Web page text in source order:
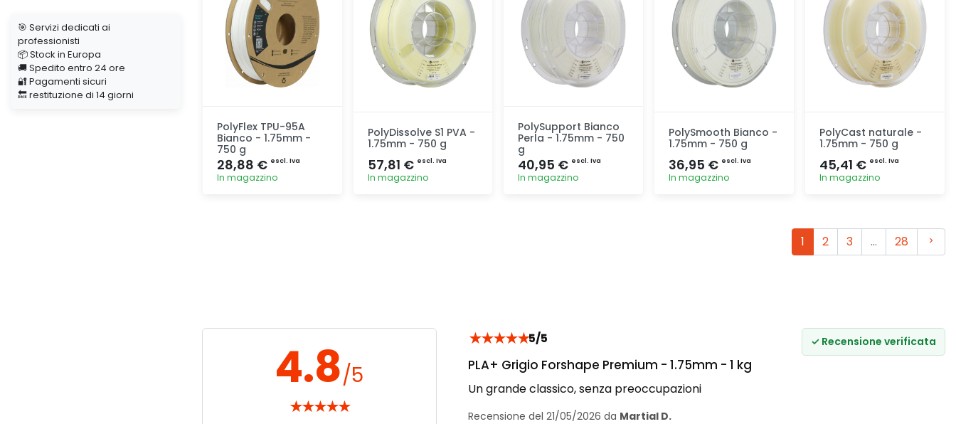
🎯 Servizi dedicati ai
professionisti
📦 Stock in Europa
🚚 Spedito entro 24 ore
🔐 Pagamenti sicuri
🔙 restituzione di 14 giorni
PolyFlex TPU-95A
Bianco - 1.75mm -
750 g
28,88 € escl. Iva
In magazzino
PolyDissolve S1 PVA -
1.75mm - 750 g
57,81 € escl. Iva
In magazzino
PolySupport Bianco
Perla - 1.75mm - 750
g
40,95 € escl. Iva
In magazzino
PolySmooth Bianco -
1.75mm - 750 g
36,95 € escl. Iva
In magazzino
PolyCast naturale -
1.75mm - 750 g
45,41 € escl. Iva
In magazzino
1 2 3 … 28
4.8/5
★★★★★
★★★★★5/5
PLA+ Grigio Forshape Premium - 1.75mm - 1 kg
✓ Recensione verificata
Un grande classico, senza preoccupazioni
Recensione del 21/05/2026 da Martial D.